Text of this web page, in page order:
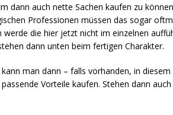
dann auch nette Sachen kaufen zu
Professionen müssen das sogar
werde die hier jetzt nicht im einzelnen
dann unten beim fertigen Charakter.
man dann – falls vorhanden, in diesem
Vorteile kaufen. Stehen dann auch